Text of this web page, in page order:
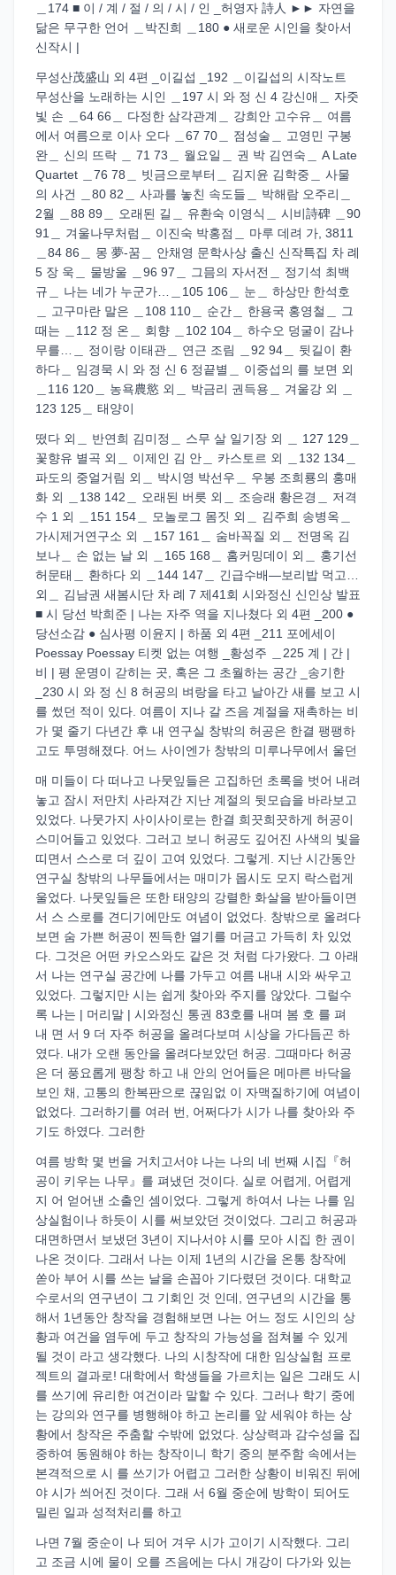
＿174 ■ 이 / 계 / 절 / 의 / 시 / 인 _허영자 詩人 ►► 자연을
닮은 무구한 언어 ＿박진희 ＿180 ● 새로운 시인을 찾아서
신작시 |
무성산茂盛山 외 4편 _이길섭 _192 ＿이길섭의 시작노트
무성산을 노래하는 시인 ＿197 시 와 정 신 4 강신애＿ 자줏
빛 손 ＿64 66＿ 다정한 삼각관계＿ 강희안 고수유＿ 여름
에서 여름으로 이사 오다 ＿67 70＿ 점성술＿ 고영민 구봉
완＿ 신의 뜨락 ＿ 71 73＿ 월요일＿ 권 박 김연숙＿ A Late
Quartet ＿76 78＿ 빗금으로부터＿ 김지윤 김학중＿ 사물
의 사건 ＿80 82＿ 사과를 놓친 속도들＿ 박해람 오주리＿
2월 ＿88 89＿ 오래된 길＿ 유환숙 이영식＿ 시비詩碑 ＿90
91＿ 겨울나무처럼＿ 이진숙 박홍점＿ 마루 데려 가, 3811
＿84 86＿ 몽 夢-꿈＿ 안채영 문학사상 출신 신작특집 차 례
5 장 욱＿ 물방울 ＿96 97＿ 그믐의 자서전＿ 정기석 최백
규＿ 나는 네가 누군가…＿105 106＿ 눈＿ 하상만 한석호
＿ 고구마란 말은 ＿108 110＿ 순간＿ 한용국 홍영철＿ 그
때는 ＿112 정 온＿ 회향 ＿102 104＿ 하수오 덩굴이 감나
무를…＿ 정이랑 이태관＿ 연근 조림 ＿92 94＿ 뒷길이 환
하다＿ 임경묵 시 와 정 신 6 정끝별＿ 이중섭의 를 보면 외
＿116 120＿ 농욕農慾 외＿ 박금리 권득용＿ 겨울강 외 ＿
123 125＿ 태양이
떴다 외＿ 반연희 김미정＿ 스무 살 일기장 외 ＿ 127 129＿
꽃향유 별곡 외＿ 이제인 김 안＿ 카스토르 외 ＿132 134＿
파도의 중얼거림 외＿ 박시영 박선우＿ 우봉 조희룡의 홍매
화 외 ＿138 142＿ 오래된 버릇 외＿ 조승래 황은경＿ 저격
수 1 외 ＿151 154＿ 모놀로그 몸짓 외＿ 김주희 송병옥＿
가시제거연구소 외 ＿157 161＿ 숨바꼭질 외＿ 전명옥 김
보나＿ 손 없는 날 외 ＿165 168＿ 홈커밍데이 외＿ 홍기선
허문태＿ 환하다 외 ＿144 147＿ 긴급수배―보리밥 먹고…
외＿ 김남권 새봄시단 차 례 7 제41회 시와정신 신인상 발표
■ 시 당선 박희준 | 나는 자주 역을 지나쳤다 외 4편 _200 ●
당선소감 ● 심사평 이윤지 | 하품 외 4편 _211 포에세이
Poessay Poessay 티켓 없는 여행 _황성주 ＿225 계 | 간 |
비 | 평 운명이 갇히는 곳, 혹은 그 초월하는 공간 _송기한
_230 시 와 정 신 8 허공의 벼랑을 타고 날아간 새를 보고 시
를 썼던 적이 있다. 여름이 지나 갈 즈음 계절을 재촉하는 비
가 몇 줄기 다년간 후 내 연구실 창밖의 허공은 한결 팽팽하
고도 투명해졌다. 어느 사이엔가 창밖의 미루나무에서 울던
매 미들이 다 떠나고 나뭇잎들은 고집하던 초록을 벗어 내려
놓고 잠시 저만치 사라져간 지난 계절의 뒷모습을 바라보고
있었다. 나뭇가지 사이사이로는 한결 희끗희끗하게 허공이
스미어들고 있었다. 그러고 보니 허공도 깊어진 사색의 빛을
띠면서 스스로 더 깊이 고여 있었다. 그렇게. 지난 시간동안
연구실 창밖의 나무들에서는 매미가 몹시도 모지 락스럽게
울었다. 나뭇잎들은 또한 태양의 강렬한 화살을 받아들이면
서 스 스로를 견디기에만도 여념이 없었다. 창밖으로 올려다
보면 숨 가쁜 허공이 찐득한 열기를 머금고 가득히 차 있었
다. 그것은 어떤 카오스와도 같은 것 처럼 다가왔다. 그 아래
서 나는 연구실 공간에 나를 가두고 여름 내내 시와 싸우고
있었다. 그렇지만 시는 쉽게 찾아와 주지를 않았다. 그럴수
록 나는 | 머리말 | 시와정신 통권 83호를 내며 봄 호 를 펴
내 면 서 9 더 자주 허공을 올려다보며 시상을 가다듬곤 하
였다. 내가 오랜 동안을 올려다보았던 허공. 그때마다 허공
은 더 풍요롭게 팽창 하고 내 안의 언어들은 메마른 바닥을
보인 채, 고통의 한복판으로 끊임없 이 자맥질하기에 여념이
없었다. 그러하기를 여러 번, 어쩌다가 시가 나를 찾아와 주
기도 하였다. 그러한
여름 방학 몇 번을 거치고서야 나는 나의 네 번째 시집『허
공이 키우는 나무』를 펴냈던 것이다. 실로 어렵게, 어렵게
지 어 얻어낸 소출인 셈이었다. 그렇게 하여서 나는 나를 임
상실험이나 하듯이 시를 써보았던 것이었다. 그리고 허공과
대면하면서 보냈던 3년이 지나서야 시를 모아 시집 한 권이
나온 것이다. 그래서 나는 이제 1년의 시간을 온통 창작에
쏟아 부어 시를 쓰는 날을 손꼽아 기다렸던 것이다. 대학교
수로서의 연구년이 그 기회인 것 인데, 연구년의 시간을 통
해서 1년동안 창작을 경험해보면 나는 어느 정도 시인의 상
황과 여건을 염두에 두고 창작의 가능성을 점쳐볼 수 있게
될 것이 라고 생각했다. 나의 시창작에 대한 임상실험 프로
젝트의 결과로! 대학에서 학생들을 가르치는 일은 그래도 시
를 쓰기에 유리한 여건이라 말할 수 있다. 그러나 학기 중에
는 강의와 연구를 병행해야 하고 논리를 앞 세워야 하는 상
황에서 창작은 주춤할 수밖에 없었다. 상상력과 감수성을 집
중하여 동원해야 하는 창작이니 학기 중의 분주함 속에서는
본격적으로 시 를 쓰기가 어렵고 그러한 상황이 비워진 뒤에
야 시가 씌어진 것이다. 그래 서 6월 중순에 방학이 되어도
밀린 일과 성적처리를 하고
나면 7월 중순이 나 되어 겨우 시가 고이기 시작했다. 그리
고 조금 시에 물이 오를 즈음에는 다시 개강이 다가와 있는